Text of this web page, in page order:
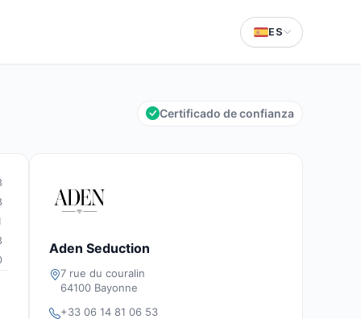
ES
Certificado de confianza
Aden Seduction
7 rue du couralin
64100 Bayonne
+33 06 14 81 06 53